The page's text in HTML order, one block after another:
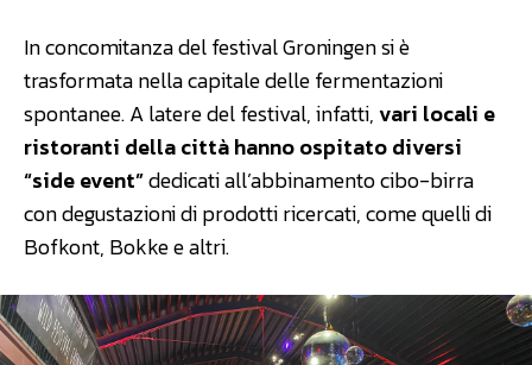
In concomitanza del festival Groningen si è
trasformata nella capitale delle fermentazioni
spontanee. A latere del festival, infatti,vari locali e
ristoranti della città hanno ospitato diversi
“side event”dedicati all’abbinamento cibo-birra
con degustazioni di prodotti ricercati, come quelli di
Bofkont, Bokke e altri.